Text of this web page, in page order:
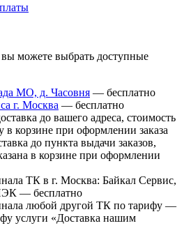
можете выбрать доступные
МО, д. Часовня — бесплатно
г. Москва — бесплатно
до вашего адреса, стоимость
в корзине при оформлении заказа
до пункта выдачи заказов,
в корзине при оформлении
ТК в г. Москва: Байкал Сервис,
— бесплатно
любой другой ТК по тарифу —
услуги «Доставка нашим